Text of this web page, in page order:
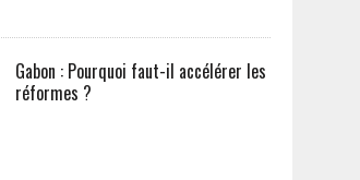
Gabon : Pourquoi faut-il accélérer les
réformes ?